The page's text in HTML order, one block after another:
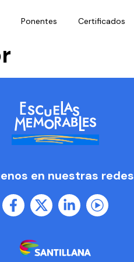
Ponentes Certificados
en nuestras redes